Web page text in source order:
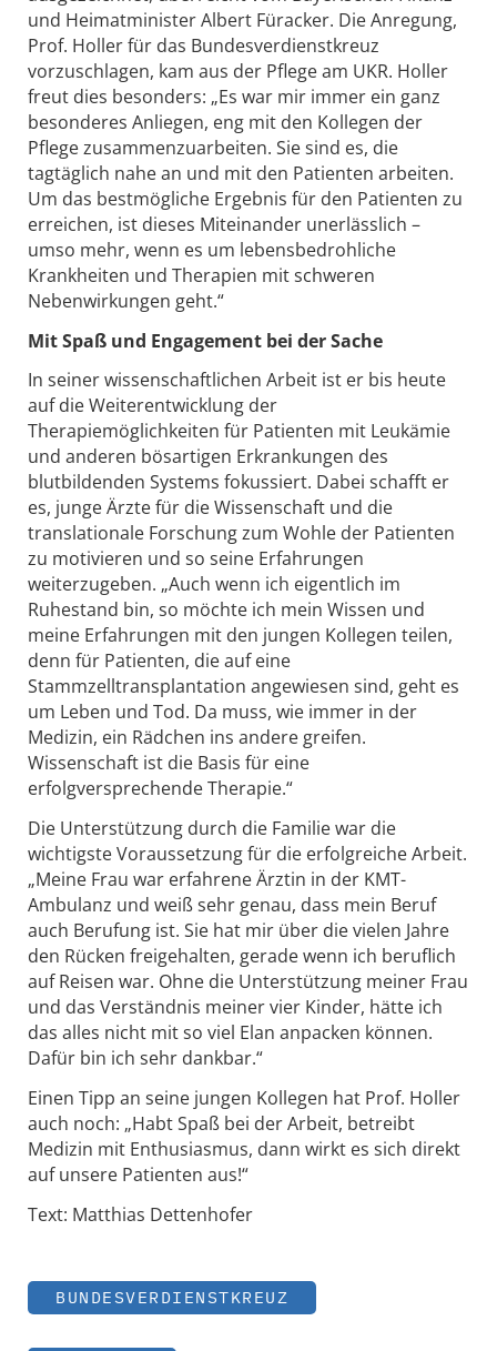
und Heimatminister Albert Füracker. Die Anregung,
Prof. Holler für das Bundesverdienstkreuz
vorzuschlagen, kam aus der Pflege am UKR. Holler
freut dies besonders: „Es war mir immer ein ganz
besonderes Anliegen, eng mit den Kollegen der
Pflege zusammenzuarbeiten. Sie sind es, die
tagtäglich nahe an und mit den Patienten arbeiten.
Um das bestmögliche Ergebnis für den Patienten zu
erreichen, ist dieses Miteinander unerlässlich –
umso mehr, wenn es um lebensbedrohliche
Krankheiten und Therapien mit schweren
Nebenwirkungen geht.“
Mit Spaß und Engagement bei der Sache
In seiner wissenschaftlichen Arbeit ist er bis heute
auf die Weiterentwicklung der
Therapiemöglichkeiten für Patienten mit Leukämie
und anderen bösartigen Erkrankungen des
blutbildenden Systems fokussiert. Dabei schafft er
es, junge Ärzte für die Wissenschaft und die
translationale Forschung zum Wohle der Patienten
zu motivieren und so seine Erfahrungen
weiterzugeben. „Auch wenn ich eigentlich im
Ruhestand bin, so möchte ich mein Wissen und
meine Erfahrungen mit den jungen Kollegen teilen,
denn für Patienten, die auf eine
Stammzelltransplantation angewiesen sind, geht es
um Leben und Tod. Da muss, wie immer in der
Medizin, ein Rädchen ins andere greifen.
Wissenschaft ist die Basis für eine
erfolgversprechende Therapie.“
Die Unterstützung durch die Familie war die
wichtigste Voraussetzung für die erfolgreiche Arbeit.
„Meine Frau war erfahrene Ärztin in der KMT-
Ambulanz und weiß sehr genau, dass mein Beruf
auch Berufung ist. Sie hat mir über die vielen Jahre
den Rücken freigehalten, gerade wenn ich beruflich
auf Reisen war. Ohne die Unterstützung meiner Frau
und das Verständnis meiner vier Kinder, hätte ich
das alles nicht mit so viel Elan anpacken können.
Dafür bin ich sehr dankbar.“
Einen Tipp an seine jungen Kollegen hat Prof. Holler
auch noch: „Habt Spaß bei der Arbeit, betreibt
Medizin mit Enthusiasmus, dann wirkt es sich direkt
auf unsere Patienten aus!“
Text: Matthias Dettenhofer
BUNDESVERDIENSTKREUZ